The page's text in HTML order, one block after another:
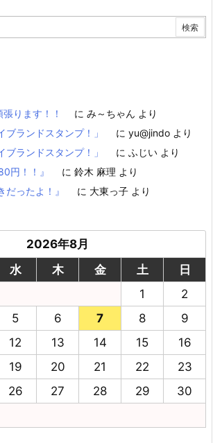
ります！！ に み～ちゃん より
ブランドスタンプ！」
に yu@jindo より
ブランドスタンプ！」
に ふじい より
円！！』
に 鈴木 麻理 より
だったよ！』
に 大東っ子 より
2026年8月
水 木 金 土
日
1
2
5 6 7 8
9
12 13 14 15
16
19 20 21 22
23
26 27 28 29
30